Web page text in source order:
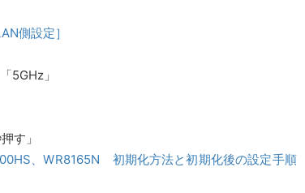
側設定］
5GHz」
す」
、WR8165N 初期化方法と初期化後の設定手順